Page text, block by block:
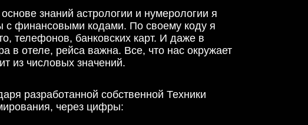
знаний астрологии и нумерологии я
с финансовыми кодами. По своему коду я
телефонов, банковских карт. И даже в
в отеле, рейса важна. Все, что нас окружает
из числовых значений.
разработанной собственной Техники
через цифры: